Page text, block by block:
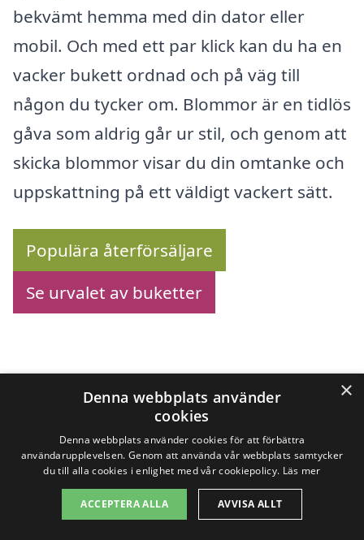
bekvämt hemma med din dator eller
mobil. Och med ett par klick kan du ha en
vacker bukett ordnad och på väg till
någon du tycker om. Blommor är en tidlös
gåva som aldrig går ur stil, och genom att
skicka blommor visar du din omtanke och
uppskattning på ett väldigt vackert sätt.
Populära återförsäljare
Se urvalet av buketter
Köp blommor online –
Se utbudet här!
Letar du efter attskicka blommor i
Hortlax? Vi har samlat ett brett utbud av
×
Denna webbplats använder
cookies
Denna webbplats använder cookies för att förbättra
användarupplevelsen. Genom att använda vår webbplats samtycker
du till alla cookies i enlighet med vår cookiepolicy. Läs mer
ACCEPTERA ALLA AVVISA ALLT